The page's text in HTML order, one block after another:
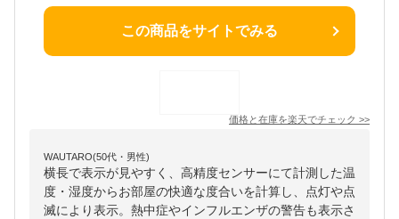
この商品をサイトでみる
価格と在庫を楽天でチェック >>
WAUTARO(50代・男性)
横長で表示が見やすく、高精度センサーにて計測した温
度・湿度からお部屋の快適な度合いを計算し、点灯や点
滅により表示。熱中症やインフルエンザの警告も表示さ